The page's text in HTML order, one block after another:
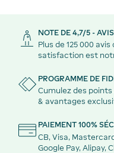
NOTE DE 4,7/5 -
Plus de 125 000
satisfaction est
PROGRAMME DE
Cumulez des
& avantages
PAIEMENT 100%
CB, Visa,
Google Pay, Alipay,